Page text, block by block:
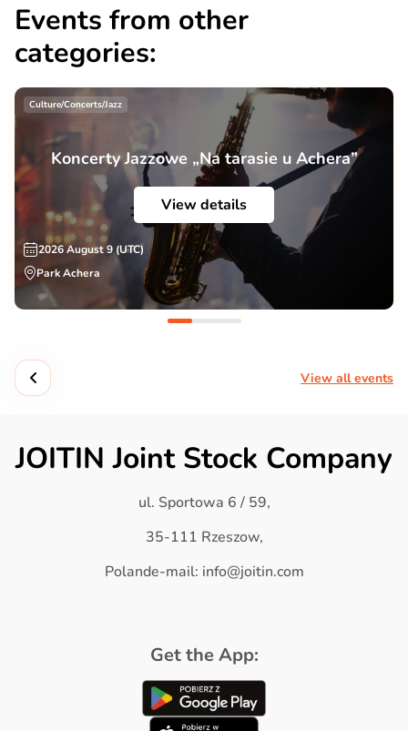
Events from other
categories:
Culture/Concerts/Jazz
Koncerty Jazzowe „Na tarasie u Achera”
View details
2026 August 9 (UTC)
Park Achera
View all events
JOITIN Joint Stock Company
ul. Sportowa 6 / 59,
35-111 Rzeszow,
Polande-mail: info@joitin.com
Get the App: